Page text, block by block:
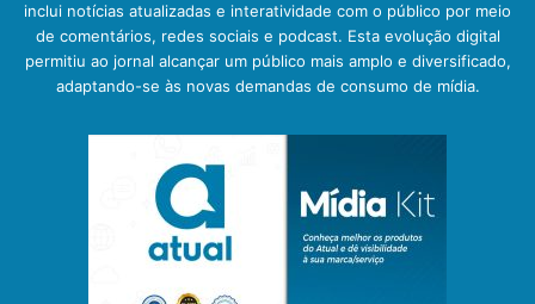
inclui notícias atualizadas e interatividade com o público por meio
de comentários, redes sociais e podcast. Esta evolução digital
permitiu ao jornal alcançar um público mais amplo e diversificado,
adaptando-se às novas demandas de consumo de mídia.